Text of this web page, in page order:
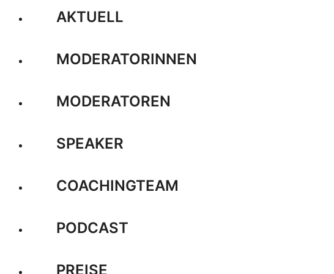
AKTUELL
MODERATORINNEN
MODERATOREN
SPEAKER
COACHINGTEAM
PODCAST
PREISE